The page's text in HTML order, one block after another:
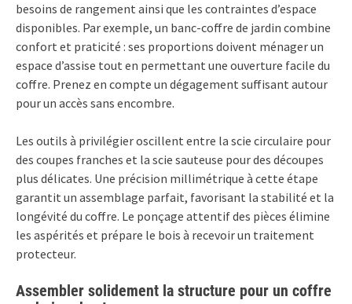
besoins de rangement ainsi que les contraintes d’espace
disponibles. Par exemple, un banc-coffre de jardin combine
confort et praticité : ses proportions doivent ménager un
espace d’assise tout en permettant une ouverture facile du
coffre. Prenez en compte un dégagement suffisant autour
pour un accès sans encombre.
Les outils à privilégier oscillent entre la scie circulaire pour
des coupes franches et la scie sauteuse pour des découpes
plus délicates. Une précision millimétrique à cette étape
garantit un assemblage parfait, favorisant la stabilité et la
longévité du coffre. Le ponçage attentif des pièces élimine
les aspérités et prépare le bois à recevoir un traitement
protecteur.
Assembler solidement la structure pour un coffre